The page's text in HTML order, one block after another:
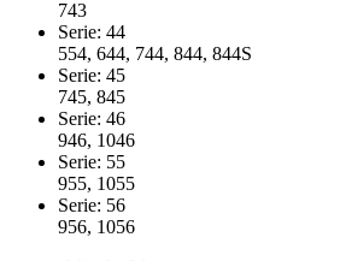
743
Serie: 44
554, 644, 744, 844, 844S
Serie: 45
745, 845
Serie: 46
946, 1046
Serie: 55
955, 1055
Serie: 56
956, 1056